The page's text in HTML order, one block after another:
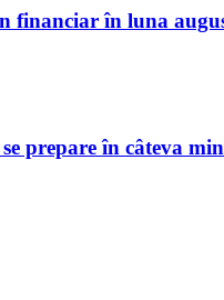
financiar în luna
prepare în câteva